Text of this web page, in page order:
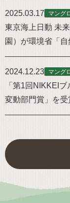
2025.03.17 マング
東京海上日動 未
園）が環境省「
2024.12.23 マング
「第1回NIKKEI
変動部門賞」を受